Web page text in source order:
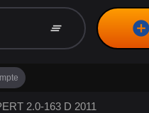
clear_all add_circle
2.0-163 D 2011